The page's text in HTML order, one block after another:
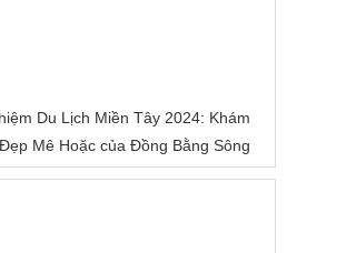
Du Lịch Miền Tây 2024: Khám
Mê Hoặc của Đồng Bằng Sông
Nước